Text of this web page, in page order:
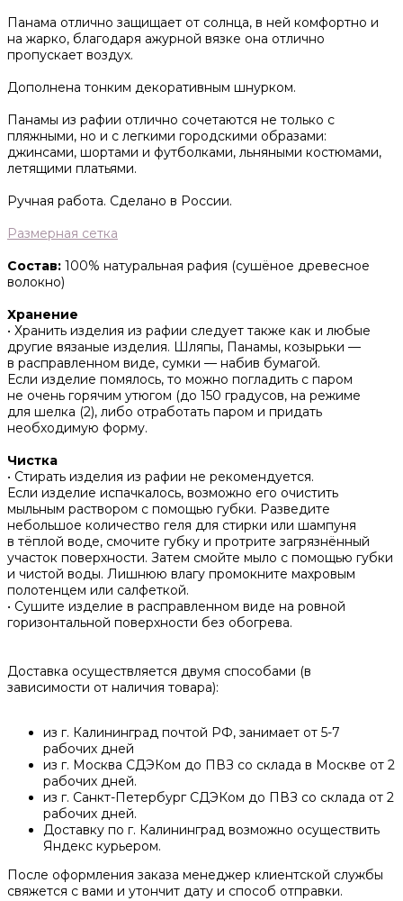
Панама отлично защищает от солнца, в ней комфортно и
на жарко, благодаря ажурной вязке она отлично
пропускает воздух.
Дополнена тонким декоративным шнурком.
Панамы из рафии отлично сочетаются не только с
пляжными, но и с легкими городскими образами:
джинсами, шортами и футболками, льняными костюмами,
летящими платьями.
Ручная работа. Сделано в России.
Размерная сетка
Состав: 100% натуральная рафия (сушёное древесное
волокно)
Хранение
• Хранить изделия из рафии следует также как и любые
другие вязаные изделия. Шляпы, Панамы, козырьки —
в расправленном виде, сумки — набив бумагой.
Если изделие помялось, то можно погладить с паром
не очень горячим утюгом (до 150 градусов, на режиме
для шелка (2), либо отработать паром и придать
необходимую форму.
Чистка
• Стирать изделия из рафии не рекомендуется.
Если изделие испачкалось, возможно его очистить
мыльным раствором с помощью губки. Разведите
небольшое количество геля для стирки или шампуня
в тёплой воде, смочите губку и протрите загрязнённый
участок поверхности. Затем смойте мыло с помощью губки
и чистой воды. Лишнюю влагу промокните махровым
полотенцем или салфеткой.
• Сушите изделие в расправленном виде на ровной
горизонтальной поверхности без обогрева.
Доставка осуществляется двумя способами (в
зависимости от наличия товара):
из г. Калининград почтой РФ, занимает от 5-7
рабочих дней
из г. Москва СДЭКом до ПВЗ со склада в Москве от 2
рабочих дней.
из г. Санкт-Петербург СДЭКом до ПВЗ со склада от 2
рабочих дней.
Доставку по г. Калининград возможно осуществить
Яндекс курьером.
После оформления заказа менеджер клиентской службы
свяжется с вами и утончит дату и способ отправки.